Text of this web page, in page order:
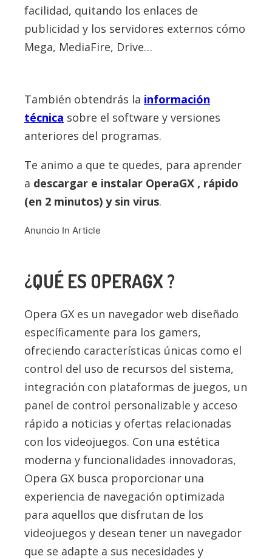
facilidad, quitando los enlaces de
publicidad y los servidores externos cómo
Mega, MediaFire, Drive…
También obtendrás la información
técnica sobre el software y versiones
anteriores del programas.
Te animo a que te quedes, para aprender
a descargar e instalar OperaGX , rápido
(en 2 minutos) y sin virus.
Anuncio In Article
¿QUÉ ES OPERAGX ?
Opera GX es un navegador web diseñado
específicamente para los gamers,
ofreciendo características únicas como el
control del uso de recursos del sistema,
integración con plataformas de juegos, un
panel de control personalizable y acceso
rápido a noticias y ofertas relacionadas
con los videojuegos. Con una estética
moderna y funcionalidades innovadoras,
Opera GX busca proporcionar una
experiencia de navegación optimizada
para aquellos que disfrutan de los
videojuegos y desean tener un navegador
que se adapte a sus necesidades y